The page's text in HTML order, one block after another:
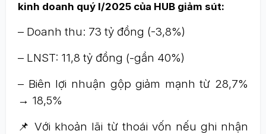
kinh doanh quý I/2025 của HUB giảm sút:
– Doanh thu: 73 tỷ đồng (-3,8%)
– LNST: 11,8 tỷ đồng (-gần 40%)
– Biên lợi nhuận gộp giảm mạnh từ 28,7%
→ 18,5%
📌 Với khoản lãi từ thoái vốn nếu ghi nhận